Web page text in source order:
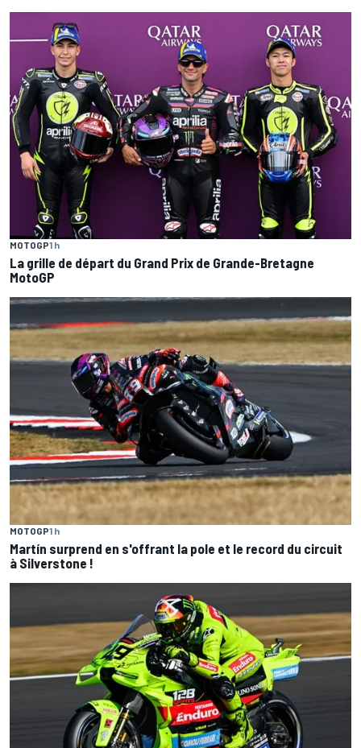
MOTOGP1 h
La grille de départ du Grand Prix de Grande-Bretagne
MotoGP
MOTOGP1 h
Martín surprend en s'offrant la pole et le record du circuit
à Silverstone !